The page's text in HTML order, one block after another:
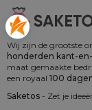
Wij zijn de grootste
honderden kant-
maat gemaakte
een royaal 100
Saketos - Zet je